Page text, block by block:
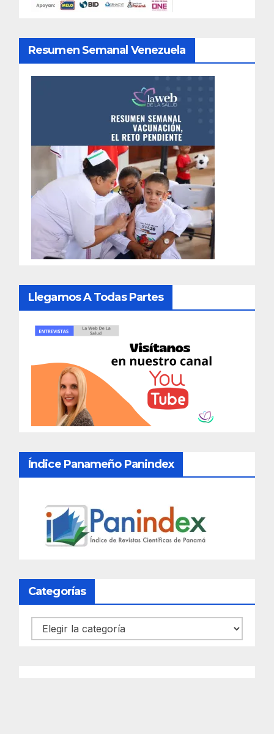
Resumen Semanal Venezuela
Llegamos A Todas Partes
Índice Panameño Panindex
Categorías
Categorías